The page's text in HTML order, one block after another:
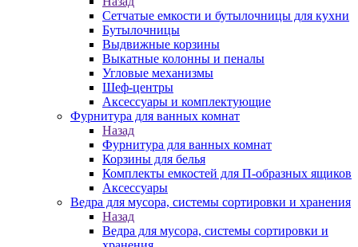
Сетчатые емкости и бутылочницы для кухни
Бутылочницы
Выдвижные корзины
Выкатные колонны и пеналы
Угловые механизмы
Шеф-центры
Аксессуары и комплектующие
Фурнитура для ванных комнат
Назад
Фурнитура для ванных комнат
Корзины для белья
Комплекты емкостей для П-образных ящиков
Аксессуары
Ведра для мусора, системы сортировки и хранения
Назад
Ведра для мусора, системы сортировки и